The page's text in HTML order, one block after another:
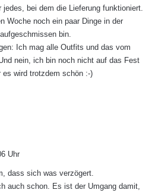
bei dem die Lieferung funktioniert.
Woche noch ein paar Dinge in der
bin.
Ich mag alle Outfits und das vom
nein, ich bin noch nicht auf das Fest
wird trotzdem schön :-)
Uhr
dass sich was verzögert.
auch schon. Es ist der Umgang damit,